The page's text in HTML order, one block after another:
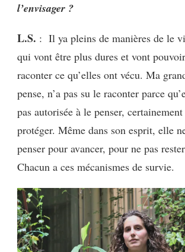
l’envisager ?
L.S. : Il ya pleins de manières de le
qui vont être plus dures et vont
raconter ce qu’elles ont vécu. Ma
pense, n’a pas su le raconter parce
pas autorisée à le penser,
protéger. Même dans son esprit, elle
penser pour avancer, pour ne pas
Chacun a ces mécanismes de survie.